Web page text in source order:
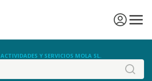
ACTIVIDADES Y SERVICIOS MOLA SL.